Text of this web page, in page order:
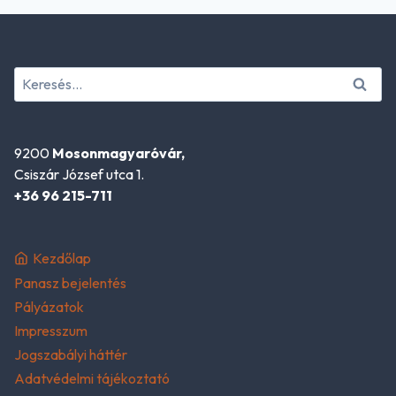
Keresés:
9200 Mosonmagyaróvár,
Csiszár József utca 1.
+36 96 215-711
Kezdőlap
Panasz bejelentés
Pályázatok
Impresszum
Jogszabályi háttér
Adatvédelmi tájékoztató